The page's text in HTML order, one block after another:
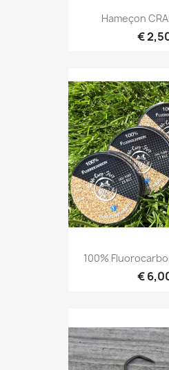
Hameçon
€
100%
€